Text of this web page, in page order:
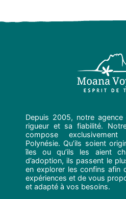
Depuis 2005, notre
rigueur et sa fiabilité.
compose
Polynésie. Qu’ils soient
îles ou qu’ils les aient
d’adoption, ils passent le
en explorer les confins afin
expériences et de vous
et adapté à vos besoins.